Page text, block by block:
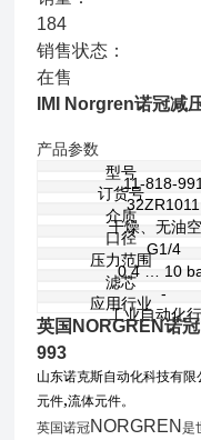
184
销售状态：
在售
IMI Norgren诺冠减
产品参数
型号
11-818-991
订货号
32ZR1011
介质
干燥、无油
口径
G1/4
压力范围
0,4 … 10
滤芯
-
应用行业
工业自动化
英国NORGREN诺
993
山东诺克斯自动化科技有
元件,流体元件。
英国诺冠NORGREN是